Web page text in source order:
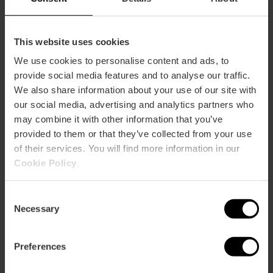
This website uses cookies
We use cookies to personalise content and ads, to
provide social media features and to analyse our traffic.
We also share information about your use of our site with
our social media, advertising and analytics partners who
may combine it with other information that you’ve
provided to them or that they’ve collected from your use
of their services. You will find more information in our
Cookie Policy
Selection
Necessary
Preferences
Metro
L1,L2,L4
Bus
62,63, 99
Avenida De las Cortes Valencianas, 52 46015
València